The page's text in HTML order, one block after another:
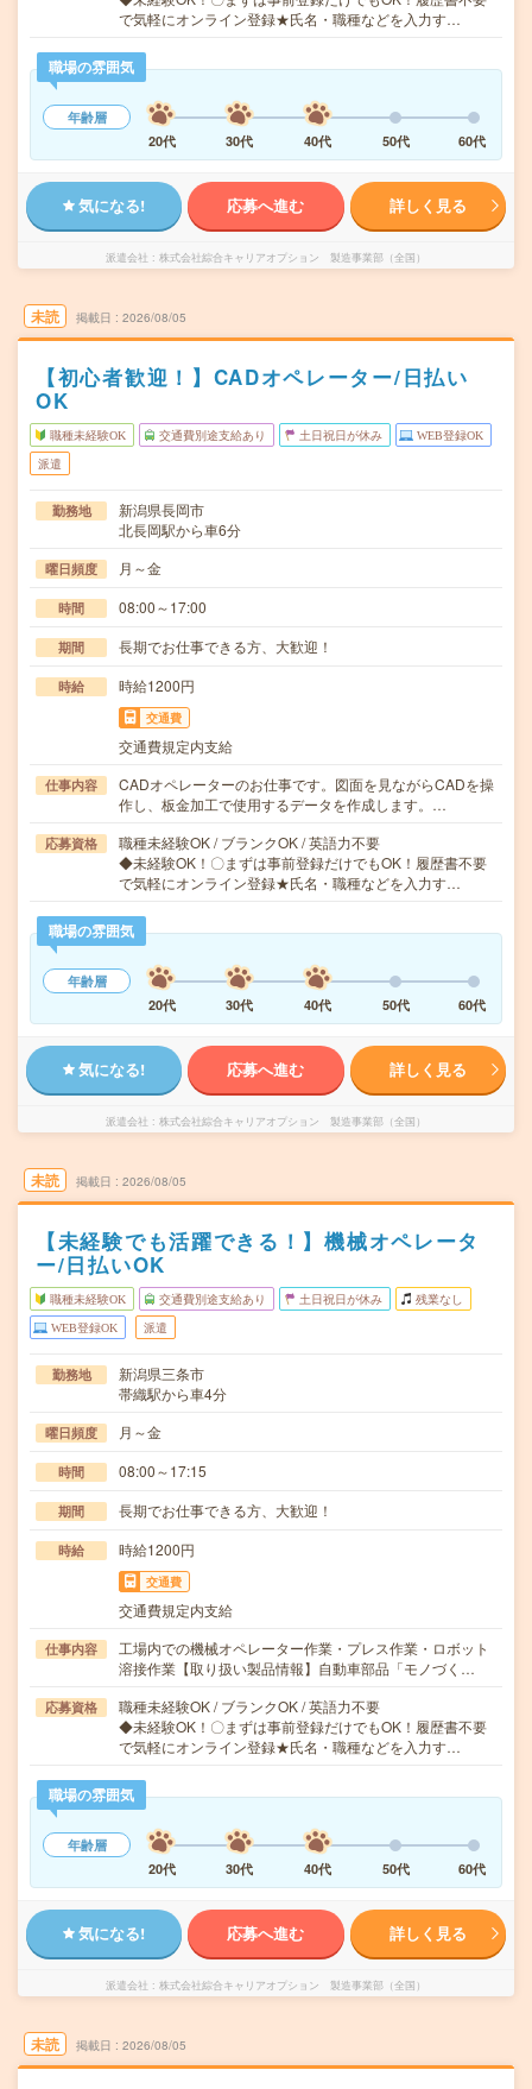
で気軽にオンライン登録★氏名・職種などを入力す…
職場の雰囲気
年齢層
20代
30代 40代 50代 60代
気になる! 応募へ進む 詳しく見る
派遣会社 株式会社綜合キャリアオプション 製造事業部（全国）
未読 掲載日 2026/08/05
【初心者歓迎！】CADオペレーター/日払い
OK
職種未経験OK 交通費別途支給あり 土日祝日が休み WEB登録OK
派遣
勤務地
新潟県長岡市
北長岡駅から車6分
曜日頻度 月～金
時間 08:00～17:00
期間 長期でお仕事できる方、大歓迎！
時給 時給1200円
交通費
交通費規定内支給
仕事内容
CADオペレーターのお仕事です。図面を見ながらCADを操
作し、板金加工で使用するデータを作成します。…
応募資格
職種未経験OK / ブランクOK / 英語力不要
◆未経験OK！〇まずは事前登録だけでもOK！履歴書不要
で気軽にオンライン登録★氏名・職種などを入力す…
職場の雰囲気
年齢層
20代
30代 40代 50代 60代
気になる! 応募へ進む 詳しく見る
派遣会社 株式会社綜合キャリアオプション 製造事業部（全国）
未読 掲載日 2026/08/05
【未経験でも活躍できる！】機械オペレータ
ー/日払いOK
職種未経験OK 交通費別途支給あり 土日祝日が休み 残業なし
WEB登録OK 派遣
勤務地
新潟県三条市
帯織駅から車4分
曜日頻度 月～金
時間 08:00～17:15
期間 長期でお仕事できる方、大歓迎！
時給 時給1200円
交通費
交通費規定内支給
仕事内容
工場内での機械オペレーター作業・プレス作業・ロボット
溶接作業【取り扱い製品情報】自動車部品「モノづく…
応募資格
職種未経験OK / ブランクOK / 英語力不要
◆未経験OK！〇まずは事前登録だけでもOK！履歴書不要
で気軽にオンライン登録★氏名・職種などを入力す…
職場の雰囲気
年齢層
20代
30代 40代 50代 60代
気になる! 応募へ進む 詳しく見る
派遣会社 株式会社綜合キャリアオプション 製造事業部（全国）
未読 掲載日 2026/08/05